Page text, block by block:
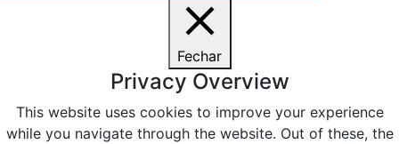
Fechar
Privacy Overview
This website uses cookies to improve your experience
while you navigate through the website. Out of these, the